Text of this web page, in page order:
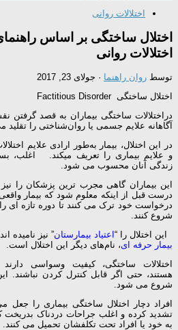
اختلالات روانی
اختلال ساختگی بر اساس
اختلالات روانی
توسط روان راهنما · جولای 23, 2017
اختلال ساختگی Factitious Disorder
دراختلالات ساختگی بیماران به قصد گرفتن
آگاهانه علایم جسمی یا روان‌شناختی را تقلید
در این اختلال، بیمار به‌طور ارادی علایم
و علایم بیماری را تعریف میکند.
زندگی آنان محسوب می شود.
این بیماران گاهی مجرب ترین پزشکان را
درست قبل از اینکه معلوم شود که بیمار واقعی
درخواست خود ترک می کنند تا دوره تازه ای را
شروع کنند.
این اختلال را “اعتیاد بیمارستان” نیز نامیده
بیمار حرفه ای، نام‌های دیگر این اختلال است.
اختلالات ساختگی، کیفیت وسواسی
هستند، حتی اگر قابل کنترل کردن نباشند.
شروع می شود.
افراد دچار اختلال ساختگی بیماری را جعل
تشدید کرده و اغلب جراحات دردناک بدریخت
به خود یا افراد تحت تکلفشان تحمیل می کنند.